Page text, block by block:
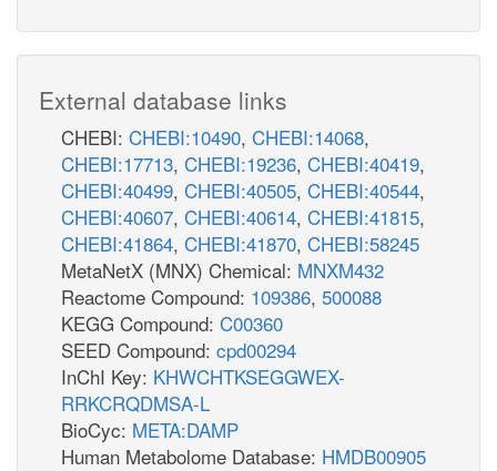
External database links
CHEBI: CHEBI:10490, CHEBI:14068,
CHEBI:17713, CHEBI:19236, CHEBI:40419,
CHEBI:40499, CHEBI:40505, CHEBI:40544,
CHEBI:40607, CHEBI:40614, CHEBI:41815,
CHEBI:41864, CHEBI:41870, CHEBI:58245
MetaNetX (MNX) Chemical: MNXM432
Reactome Compound: 109386, 500088
KEGG Compound: C00360
SEED Compound: cpd00294
InChI Key: KHWCHTKSEGGWEX-
RRKCRQDMSA-L
BioCyc: META:DAMP
Human Metabolome Database: HMDB00905